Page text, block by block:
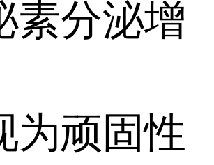
素分泌增
为顽固性